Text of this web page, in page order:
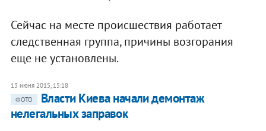
Сейчас на месте происшествия работает
следственная группа, причины возгорания
еще не установлены.
13 июня 2015, 15:18
ФОТО
Власти Киева начали демонтаж
нелегальных заправок